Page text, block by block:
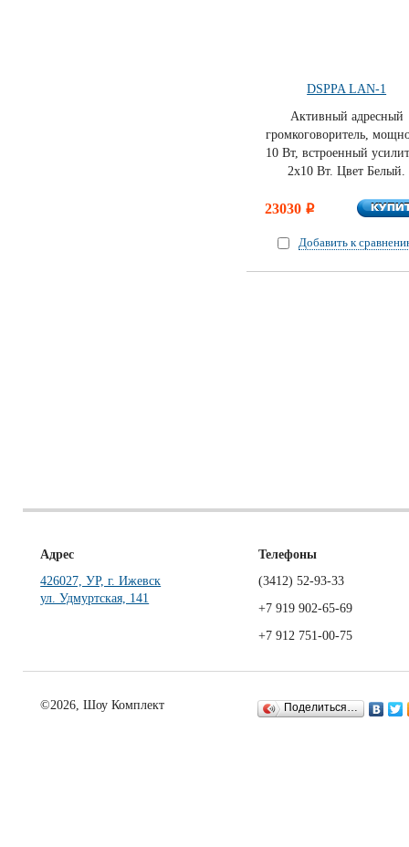
DSPPA LAN-1
Активный адресный
громкоговоритель,
10 Вт, встроенный
2х10 Вт. Цвет Белый.
23030 i
Добавить к
Адрес
426027, УР, г. Ижевск
ул. Удмуртская, 141
Телефоны
(3412) 52-93-33
+7 919 902-65-69
+7 912 751-00-75
©2026, Шоу Комплект Поделиться…